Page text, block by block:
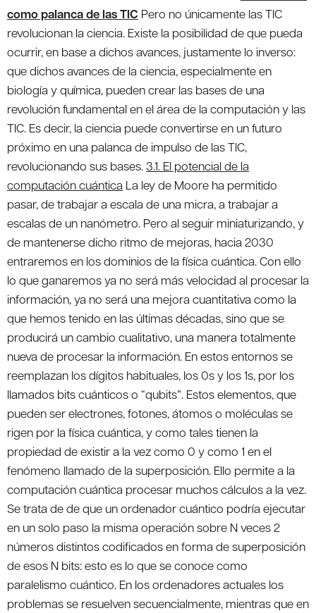
como palanca de las TIC Pero no únicamente las TIC
revolucionan la ciencia. Existe la posibilidad de que pueda
ocurrir, en base a dichos avances, justamente lo inverso:
que dichos avances de la ciencia, especialmente en
biología y química, pueden crear las bases de una
revolución fundamental en el área de la computación y las
TIC. Es decir, la ciencia puede convertirse en un futuro
próximo en una palanca de impulso de las TIC,
revolucionando sus bases.3.1. El potencial de la
computación cuántica La ley de Moore ha permitido
pasar, de trabajar a escala de una micra, a trabajar a
escalas de un nanómetro. Pero al seguir miniaturizando, y
de mantenerse dicho ritmo de mejoras, hacia 2030
entraremos en los dominios de la física cuántica. Con ello
lo que ganaremos ya no será más velocidad al procesar la
información, ya no será una mejora cuantitativa como la
que hemos tenido en las últimas décadas, sino que se
producirá un cambio cualitativo, una manera totalmente
nueva de procesar la información. En estos entornos se
reemplazan los dígitos habituales, los 0s y los 1s, por los
llamados bits cuánticos o “qubits”. Estos elementos, que
pueden ser electrones, fotones, átomos o moléculas se
rigen por la física cuántica, y como tales tienen la
propiedad de existir a la vez como 0 y como 1 en el
fenómeno llamado de la superposición. Ello permite a la
computación cuántica procesar muchos cálculos a la vez.
Se trata de de que un ordenador cuántico podría ejecutar
en un solo paso la misma operación sobre N veces 2
números distintos codificados en forma de superposición
de esos N bits: esto es lo que se conoce como
paralelismo cuántico. En los ordenadores actuales los
problemas se resuelven secuencialmente, mientras que en